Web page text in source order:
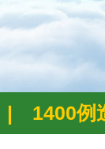
| 1400例